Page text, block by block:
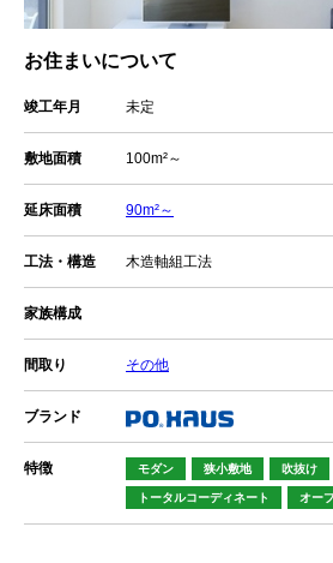
お住まいについて
竣工年月 未定
敷地面積 100m²～
延床面積 90m²～
工法・構造 木造軸組工法
家族構成
間取り その他
ブランド
特徴 モダン 狭小敷地 吹抜け
トータルコーディネート オー